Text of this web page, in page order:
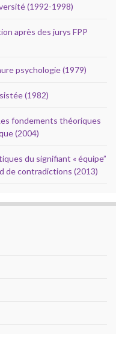
(1992-1998)
après des jurys FPP
psychologie (1979)
(1982)
fondements théoriques
(2004)
du signifiant « équipe”
de contradictions (2013)